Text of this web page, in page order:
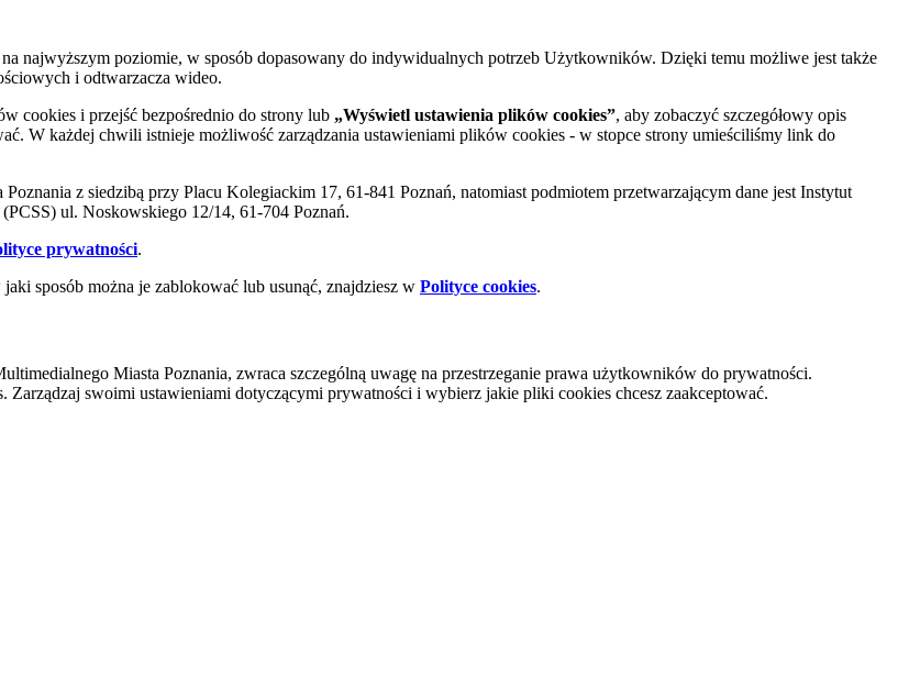
najwyższym poziomie, w sposób dopasowany do indywidualnych potrzeb Użytkowników. Dzięki temu możliwe jest także
i odtwarzacza wideo.
cookies i przejść bezpośrednio do strony lub „Wyświetl ustawienia plików cookies”, aby zobaczyć szczegółowy opis
W każdej chwili istnieje możliwość zarządzania ustawieniami plików cookies - w stopce strony umieściliśmy link do
z siedzibą przy Placu Kolegiackim 17, 61-841 Poznań, natomiast podmiotem przetwarzającym dane jest Instytut
ul. Noskowskiego 12/14, 61-704 Poznań.
prywatności.
sposób można je zablokować lub usunąć, znajdziesz w Polityce cookies.
Miasta Poznania, zwraca szczególną uwagę na przestrzeganie prawa użytkowników do prywatności.
Zarządzaj swoimi ustawieniami dotyczącymi prywatności i wybierz jakie pliki cookies chcesz zaakceptować.